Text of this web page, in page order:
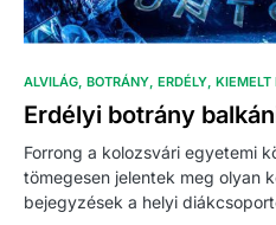
ALVILÁG BOTRÁNY ERDÉLY KIEMELT
Erdélyi botrány
Forrong a kolozsvári egyetemi
tömegesen jelentek meg olyan
bejegyzések a helyi